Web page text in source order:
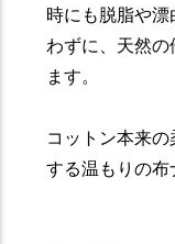
時にも脱脂や
わずに、天然
ます。
コットン本来
する温もりの布